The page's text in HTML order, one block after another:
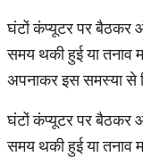
घंटों कंप्यूटर पर
समय थकी हुई या
अपनाकर इस समस्या से
घंटों कंप्यूटर पर
समय थकी हुई या